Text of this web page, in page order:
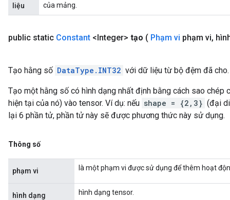
liệu
của mảng.
public static Constant <Integer> tạo ( Phạm vi phạm vi,
Tạo hằng số DataType.INT32 với dữ liệu từ bộ đệm đã cho.
Tạo một hằng số có hình dạng nhất định bằng cách sao
hiện tại của nó) vào tensor. Ví dụ: nếu shape = {2,3} (đại
lại 6 phần tử, phần tử này sẽ được phương thức này sử dụng.
Thông số
phạm vi là một phạm vi được sử dụng để thêm hoạt
hình dạng hình dạng tensor.